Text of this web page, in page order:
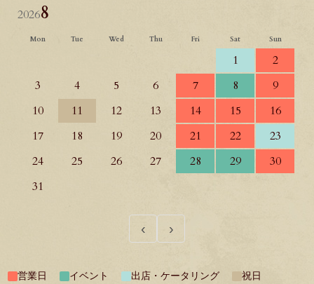
20268
Mon Tue Wed Thu Fri Sat Sun
1
2
3
4 5 6 7 8
9
10
11 12 13 14 15
16
17
18 19 20 21 22
23
24
25 26 27 28 29
30
31
‹ ›
営業日 イベント 出店・ケータリング
祝日